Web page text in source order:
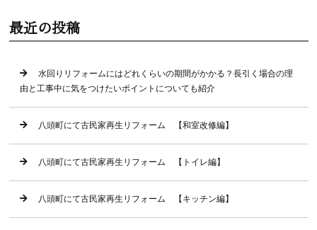
最近の投稿
水回りリフォームにはどれくらいの期間がかかる？長引く場合の理
由と工事中に気をつけたいポイントについても紹介
八頭町にて古民家再生リフォーム 【和室改修編】
八頭町にて古民家再生リフォーム 【トイレ編】
八頭町にて古民家再生リフォーム 【キッチン編】